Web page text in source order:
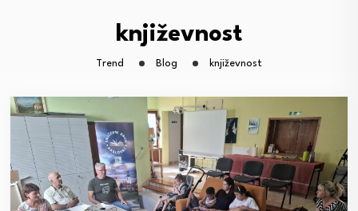
književnost
Trend Blog književnost